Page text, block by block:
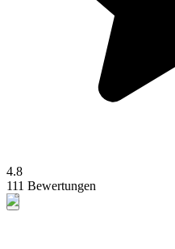
4.8
111 Bewertungen